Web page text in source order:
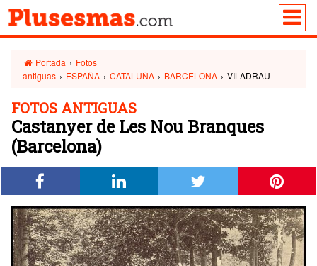
Portada › Fotos
antiguas › ESPAÑA › CATALUÑA › BARCELONA › VILADRAU
FOTOS ANTIGUAS
Castanyer de Les Nou Branques
(Barcelona)